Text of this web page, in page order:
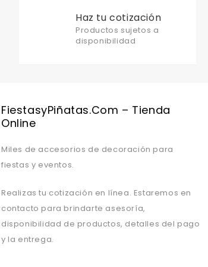
Haz tu cotización
Productos sujetos a
disponibilidad
FiestasyPiñatas.com – Tienda
Online
Miles de accesorios de decoración para
fiestas y eventos.
Realizas tu cotización en línea. Estaremos en
contacto para brindarte asesoría,
disponibilidad de productos, detalles del pago
y la entrega.